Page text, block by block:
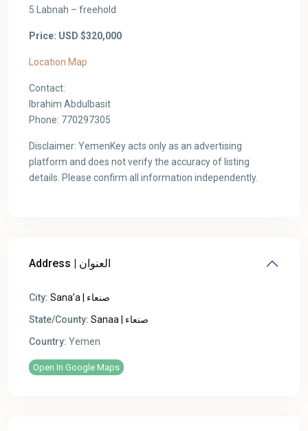
5 Labnah – freehold
Price: USD $320,000
Location Map
Contact:
Ibrahim Abdulbasit
Phone: 770297305
Disclaimer: YemenKey acts only as an advertising
platform and does not verify the accuracy of listing
details. Please confirm all information independently.
Address | العنوان
City:
Sana’a | صنعاء
State/County:
Sanaa | صنعاء
Country: Yemen
Open In Google Maps